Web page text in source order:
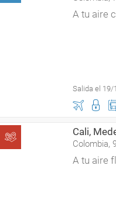
A tu aire
Salida el 19/
Cali,
Colombia,
A tu aire